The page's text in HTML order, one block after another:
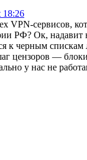
18:26
VPN-сервисов,
РФ? Ок,
к черным
цензоров —
у нас не